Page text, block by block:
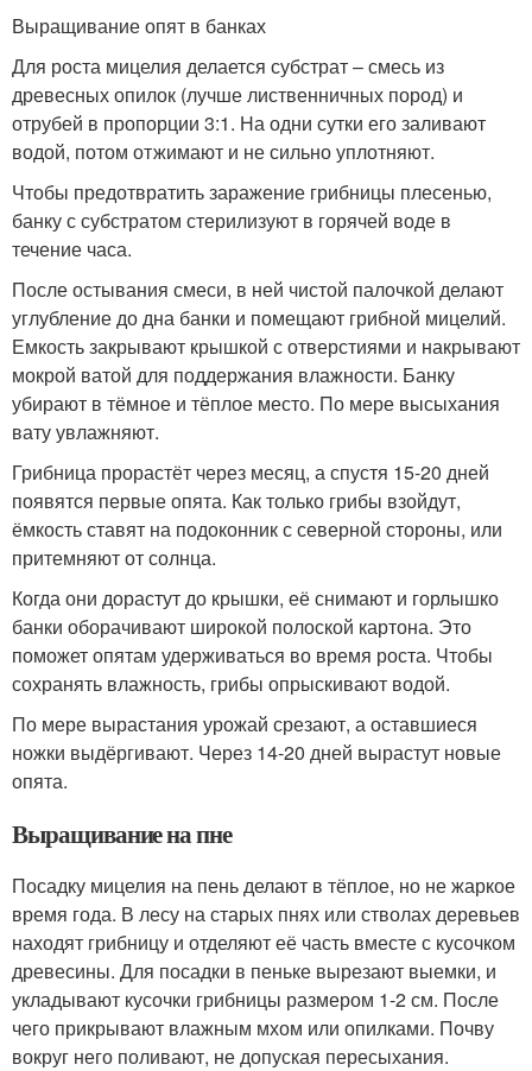
Выращивание опят в банках
Для роста мицелия делается субстрат – смесь из
древесных опилок (лучше лиственничных пород) и
отрубей в пропорции 3:1. На одни сутки его заливают
водой, потом отжимают и не сильно уплотняют.
Чтобы предотвратить заражение грибницы плесенью,
банку с субстратом стерилизуют в горячей воде в
течение часа.
После остывания смеси, в ней чистой палочкой делают
углубление до дна банки и помещают грибной мицелий.
Емкость закрывают крышкой с отверстиями и накрывают
мокрой ватой для поддержания влажности. Банку
убирают в тёмное и тёплое место. По мере высыхания
вату увлажняют.
Грибница прорастёт через месяц, а спустя 15-20 дней
появятся первые опята. Как только грибы взойдут,
ёмкость ставят на подоконник с северной стороны, или
притемняют от солнца.
Когда они дорастут до крышки, её снимают и горлышко
банки оборачивают широкой полоской картона. Это
поможет опятам удерживаться во время роста. Чтобы
сохранять влажность, грибы опрыскивают водой.
По мере вырастания урожай срезают, а оставшиеся
ножки выдёргивают. Через 14-20 дней вырастут новые
опята.
Выращивание на пне
Посадку мицелия на пень делают в тёплое, но не жаркое
время года. В лесу на старых пнях или стволах деревьев
находят грибницу и отделяют её часть вместе с кусочком
древесины. Для посадки в пеньке вырезают выемки, и
укладывают кусочки грибницы размером 1-2 см. После
чего прикрывают влажным мхом или опилками. Почву
вокруг него поливают, не допуская пересыхания.